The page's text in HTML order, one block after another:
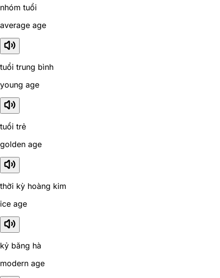
nhóm tuổi
average age
tuổi trung bình
young age
tuổi trẻ
golden age
thời kỳ hoàng kim
ice age
kỷ băng hà
modern age